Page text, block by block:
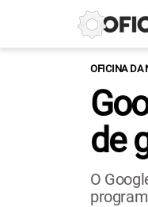
OFICINA DA
de
O